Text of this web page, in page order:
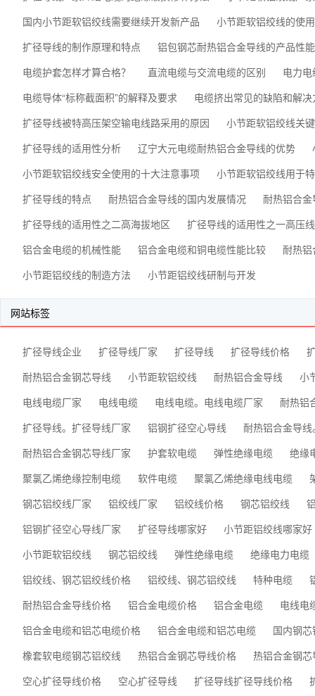
国内小节距软铝绞线需要继续开发新产品
小节距软铝绞线的使
扩径导线的制作原理和特点
铝包钢芯耐热铝合金导线的产品性能
电缆护套怎样才算合格？
直流电缆与交流电缆的区别
电力
电缆导体“标称截面积”的解释及要求
电缆挤出常见的缺陷和解决
扩径导线被特高压架空输电线路采用的原因
小节距软铝绞线关
扩径导线的适用性分析
辽宁大元电缆耐热铝合金导线的优势
小节距软铝绞线安全使用的十大注意事项
小节距软铝绞线用于
扩径导线的特点
耐热铝合金导线的国内发展情况
耐热铝合
扩径导线的适用性之二高海拔地区
扩径导线的适用性之一高压
铝合金电缆的机械性能
铝合金电缆和铜电缆性能比较
耐热
小节距铝绞线的制造方法
小节距铝绞线研制与开发
网站标签
扩径导线企业 扩径导线厂家 扩径导线 扩径导线价格
耐热铝合金钢芯导线
小节距软铝绞线 耐热铝合金导线
小
电线电缆厂家
电线电缆 电线电缆。电线电缆厂家
耐热铝
扩径导线。扩径导线厂家
铝钢扩径空心导线
耐热铝合金导
耐热铝合金钢芯导线厂家
护套软电缆 弹性绝缘电缆
绝缘
聚氯乙烯绝缘控制电缆
软件电缆 聚氯乙烯绝缘电线电缆
钢芯铝绞线厂家
铝绞线厂家 铝绞线价格 钢芯铝绞线
铝钢扩径空心导线厂家
扩径导线哪家好
小节距铝绞线哪家好
小节距软铝绞线
钢芯铝绞线 弹性绝缘电缆
绝缘电力电缆
铝绞线、钢芯铝绞线价格
铝绞线、钢芯铝绞线 特种电缆
耐热铝合金导线价格
铝合金电缆价格 铝合金电缆
电线电
铝合金电缆和铝芯电缆价格
铝合金电缆和铝芯电缆
国内钢
橡套软电缆钢芯铝绞线
热铝合金钢芯导线价格
热铝合金钢芯
空心扩径导线价格
空心扩径导线 扩径导线扩径导线价格